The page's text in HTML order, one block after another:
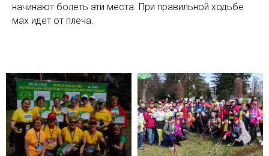
начинают болеть эти места. При правильной ходьбе
мах идет от плеча.